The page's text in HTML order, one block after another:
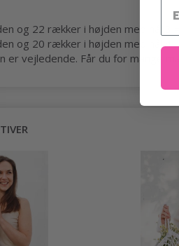
og 22 rækker i højden med nål 3 =
og 20 rækker i højden med nål 4
er vejledende. Får du for mange